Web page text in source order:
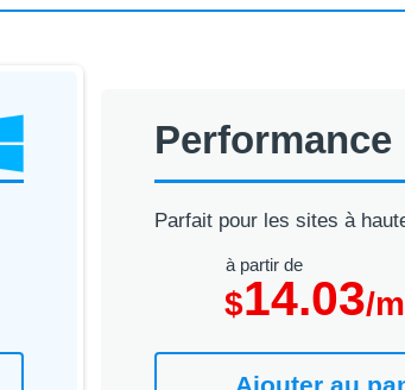
Performance
Parfait pour les sites à
à partir de
$14.03/
Ajouter au